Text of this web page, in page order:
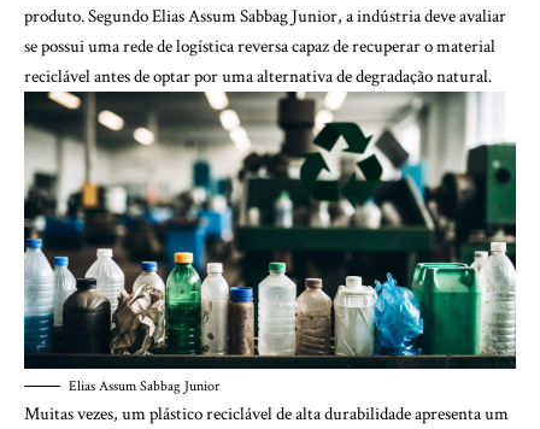
produto. Segundo Elias Assum Sabbag Junior, a indústria deve avaliar
se possui uma rede de logística reversa capaz de recuperar o material
reciclável antes de optar por uma alternativa de degradação natural.
Elias Assum Sabbag Junior
Muitas vezes, um plástico reciclável de alta durabilidade apresenta um